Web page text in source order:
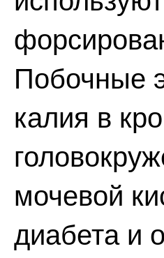
Побочные
калия в
мочевой
диабета и